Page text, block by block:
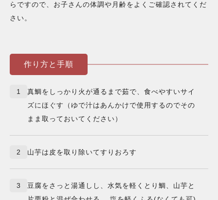
らですので、お子さんの体調や月齢をよくご確認されてくだ
さい。
作り方と手順
1
真鯛をしっかり火が通るまで茹で、食べやすいサイ
ズにほぐす（ゆで汁はあんかけで使用するのでその
まま取っておいてください）
2 山芋は皮を取り除いてすりおろす
3
豆腐をさっと湯通しし、水気を軽くとり鯛、山芋と